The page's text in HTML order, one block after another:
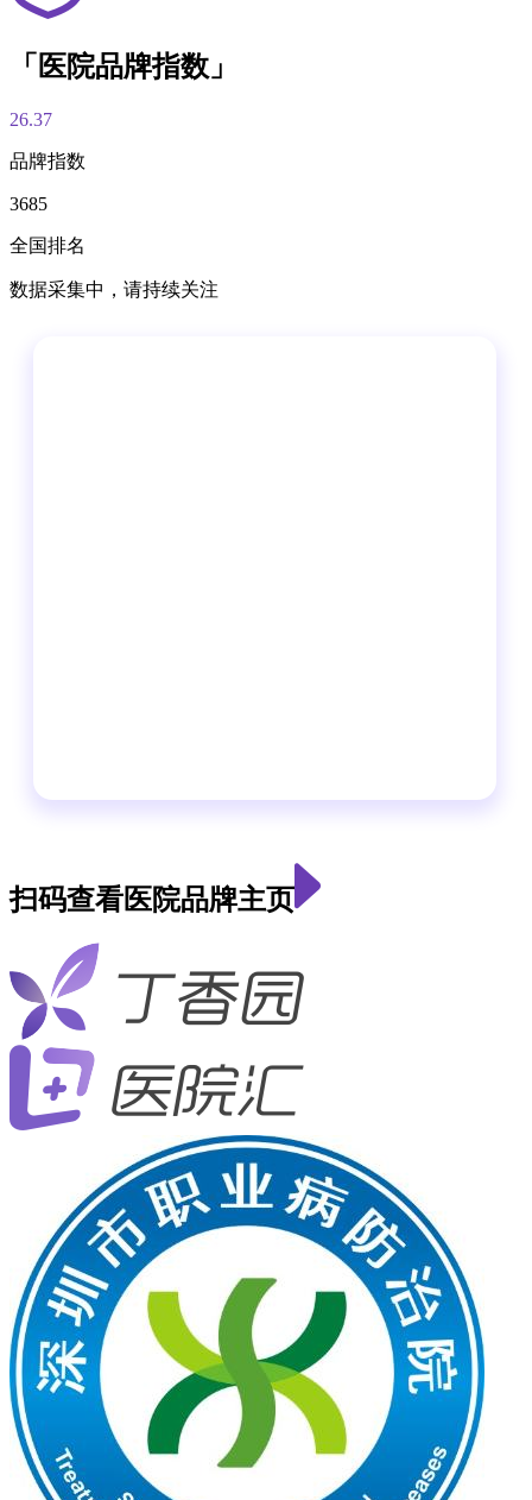
「医院品牌指数」
26.37
品牌指数
3685
全国排名
数据采集中，请持续关注
扫码查看医院品牌主页